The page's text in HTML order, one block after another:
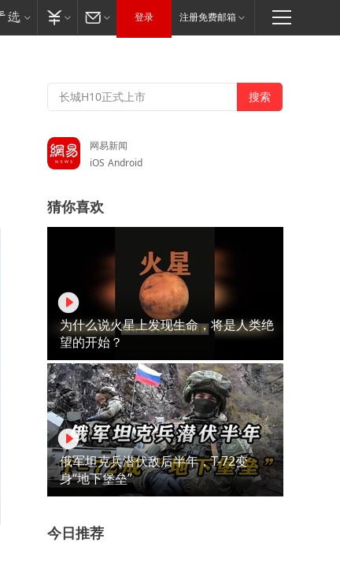
登录 注册免费邮箱
网易新闻
iOS Android
猜你喜欢
为什么说火星上发现生命，将是人类绝
望的开始？
俄军坦克兵潜伏敌后半年，T-72变
身“地下堡垒”
今日推荐